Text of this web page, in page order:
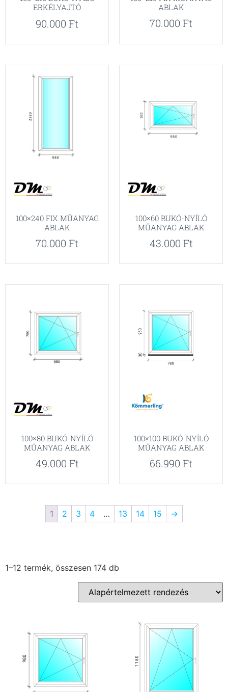
ERKÉLYAJTÓ
90.000 Ft
ABLAK
70.000 Ft
100×240 FIX MŰANYAG
ABLAK
70.000 Ft
100×60 BUKÓ-NYÍLÓ
MŰANYAG ABLAK
43.000 Ft
100×80 BUKÓ-NYÍLÓ
MŰANYAG ABLAK
49.000 Ft
100×100 BUKÓ-NYÍLÓ
MŰANYAG ABLAK
66.990 Ft
1 2 3 4 … 13 14 15 →
1–12 termék, összesen 174 db